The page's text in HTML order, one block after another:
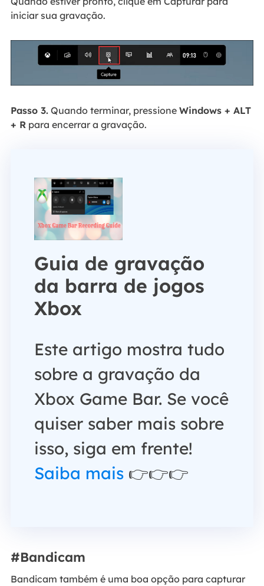
iniciar sua gravação.
Passo 3.Quando terminar, pressione Windows + ALT
+ Rpara encerrar a gravação.
Guia de gravação
da barra de jogos
Xbox
Este artigo mostra tudo
sobre a gravação da
Xbox Game Bar. Se você
quiser saber mais sobre
isso, siga em frente!
Saiba mais👉👉👉
#Bandicam
Bandicam também é uma boa opção para capturar